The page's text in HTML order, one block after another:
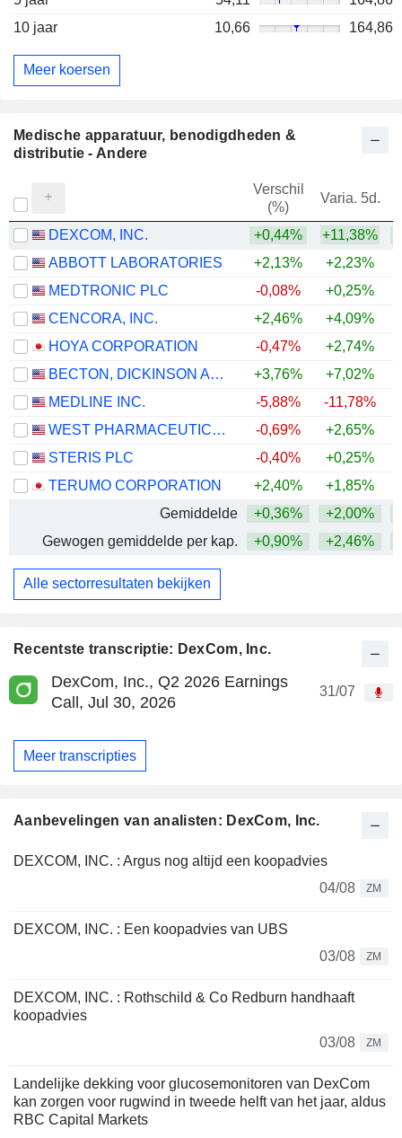
Recentste transcriptie: DexCom, Inc.
DexCom, Inc., Q2 2026 Earnings
Call, Jul 30, 2026
31/07
Meer transcripties
Aanbevelingen van analisten: DexCom, Inc.
DEXCOM, INC. : Argus nog altijd een koopadvies
04/08
ZM
DEXCOM, INC. : Een koopadvies van UBS
03/08
ZM
DEXCOM, INC. : Rothschild & Co Redburn handhaaft
koopadvies
03/08
ZM
Landelijke dekking voor glucosemonitoren van DexCom
kan zorgen voor rugwind in tweede helft van het jaar, aldus
RBC Capital Markets
10 jaar
10,66 164,86
Meer koersen
Medische apparatuur, benodigdheden &
distributie - Andere
Verschil
(%)
Varia. 5d.
DEXCOM, INC. +0,44% +11,38%
ABBOTT LABORATORIES
+2,13% +2,23%
MEDTRONIC PLC
-0,08% +0,25%
CENCORA, INC.
+2,46% +4,09%
HOYA CORPORATION
-0,47% +2,74%
BECTON, DICKINSON AND COMPANY
+3,76% +7,02%
MEDLINE INC.
-5,88%
-11,78%
WEST PHARMACEUTICAL SERVICES, INC.
-0,69% +2,65%
STERIS PLC
-0,40% +0,25%
TERUMO CORPORATION
+2,40% +1,85%
Gemiddelde
+0,36% +2,00%
Gewogen gemiddelde per kap.
+0,90% +2,46%
Alle sectorresultaten bekijken